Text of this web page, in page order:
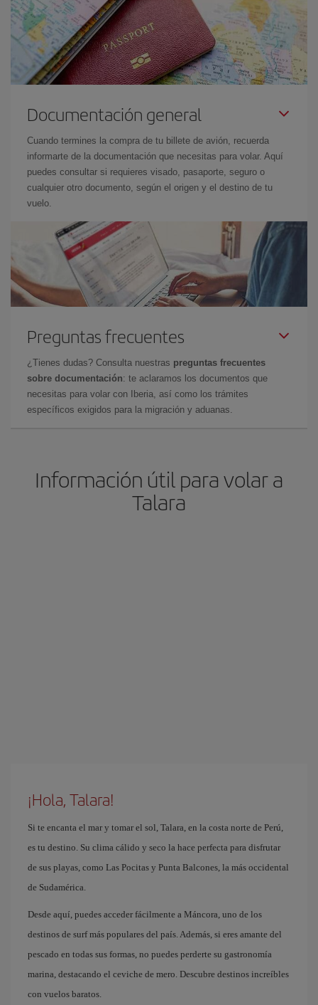
Documentación general
Cuando termines la compra de tu billete de avión, recuerda
informarte de la documentación que necesitas para volar. Aquí
puedes consultar si requieres visado, pasaporte, seguro o
cualquier otro documento, según el origen y el destino de tu
vuelo.
Preguntas frecuentes
¿Tienes dudas? Consulta nuestras preguntas frecuentes
sobre documentación: te aclaramos los documentos que
necesitas para volar con Iberia, así como los trámites
específicos exigidos para la migración y aduanas.
Información útil para volar a
Talara
¡Hola, Talara!
Si te encanta el mar y tomar el sol, Talara, en la costa norte de Perú,
es tu destino. Su clima cálido y seco la hace perfecta para disfrutar
de sus playas, como Las Pocitas y Punta Balcones, la más occidental
de Sudamérica.
Desde aquí, puedes acceder fácilmente a Máncora, uno de los
destinos de surf más populares del país. Además, si eres amante del
pescado en todas sus formas, no puedes perderte su gastronomía
marina, destacando el ceviche de mero. Descubre destinos increíbles
con vuelos baratos.